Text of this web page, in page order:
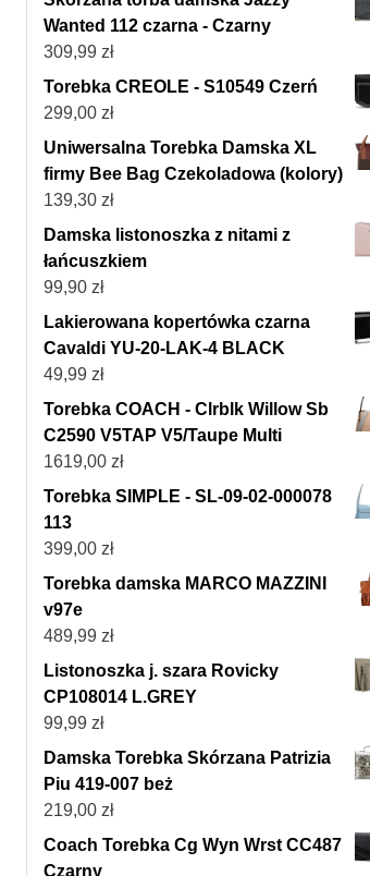
Wanted 112 czarna - Czarny
309,99 zł
Torebka CREOLE - S10549 Czerń
299,00 zł
Uniwersalna Torebka Damska XL
firmy Bee Bag Czekoladowa (kolory)
139,30 zł
Damska listonoszka z nitami z
łańcuszkiem
99,90 zł
Lakierowana kopertówka czarna
Cavaldi YU-20-LAK-4 BLACK
49,99 zł
Torebka COACH - Clrblk Willow Sb
C2590 V5TAP V5/Taupe Multi
1619,00 zł
Torebka SIMPLE - SL-09-02-000078
113
399,00 zł
Torebka damska MARCO MAZZINI
v97e
489,99 zł
Listonoszka j. szara Rovicky
CP108014 L.GREY
99,99 zł
Damska Torebka Skórzana Patrizia
Piu 419-007 beż
219,00 zł
Coach Torebka Cg Wyn Wrst CC487
Czarny